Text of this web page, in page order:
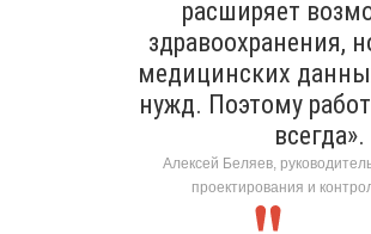
расширяет
здравоохранения,
медицинских
нужд. Поэтому
всегда».
Алексей Беляев,
проектирования и